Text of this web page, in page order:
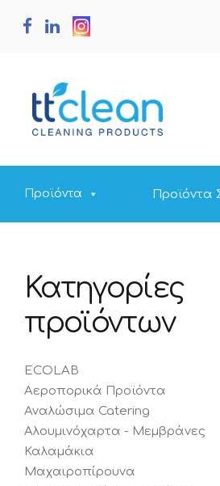
Προϊόντα
Κατηγορίες
προϊόντων
ECOLAB
Αεροπορικά Προϊόντα
Αναλώσιμα Catering
Αλουμινόχαρτα - Μεμβράνες
Καλαμάκια
Μαχαιροπίρουνα